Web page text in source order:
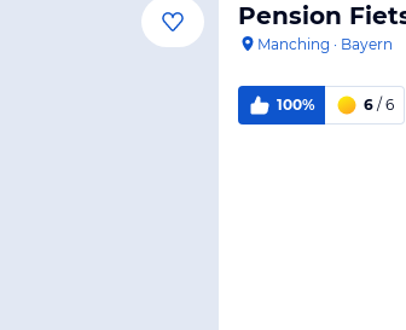
Pension
Manching · Bayern
100% 6 / 6